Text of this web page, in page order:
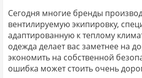
Сегодня многие бренды
вентилируемую экипировку,
адаптированную к теплому
одежда делает вас заметнее на
экономить на собственной
ошибка может стоить очень